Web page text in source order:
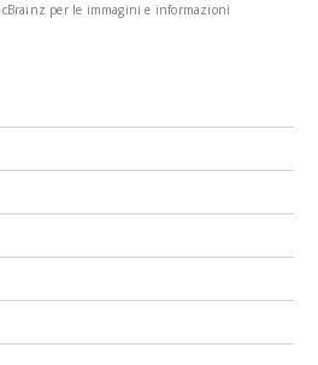
per le immagini e informazioni